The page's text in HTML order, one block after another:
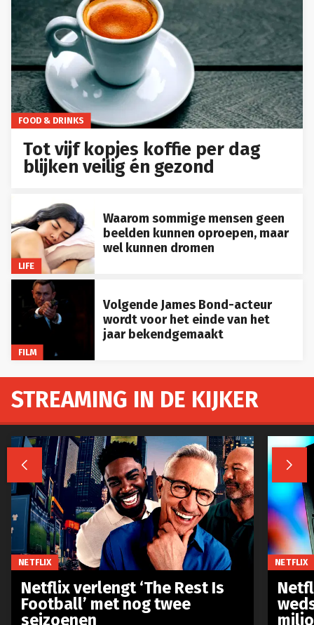
FOOD & DRINKS
Tot vijf kopjes koffie per dag
blijken veilig én gezond
LIFE
Waarom sommige mensen geen
beelden kunnen oproepen, maar
wel kunnen dromen
FILM
Volgende James Bond-acteur
wordt voor het einde van het
jaar bekendgemaakt
STREAMING IN DE KIJKER
 
NETFLIX
Netflix verlengt ‘The Rest Is
Football’ met nog twee
seizoenen
NETFLIX